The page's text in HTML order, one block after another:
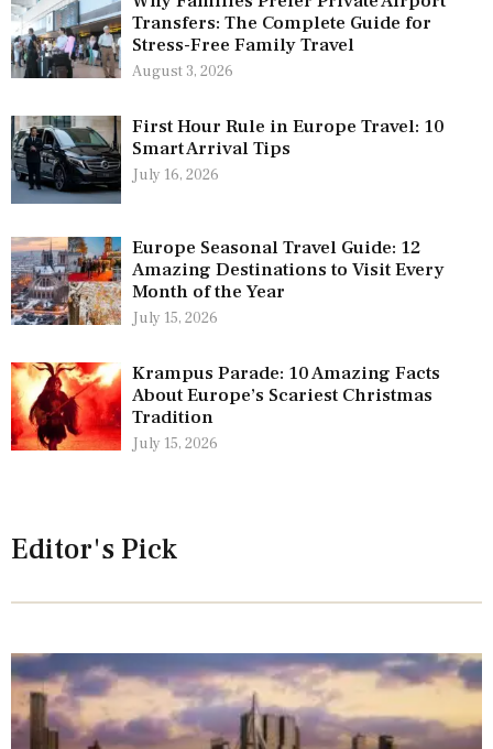
Transfers: The Complete Guide for
Stress-Free Family Travel
August 3, 2026
First Hour Rule in Europe Travel: 10
Smart Arrival Tips
July 16, 2026
Europe Seasonal Travel Guide: 12
Amazing Destinations to Visit Every
Month of the Year
July 15, 2026
Krampus Parade: 10 Amazing Facts
About Europe’s Scariest Christmas
Tradition
July 15, 2026
Editor's Pick